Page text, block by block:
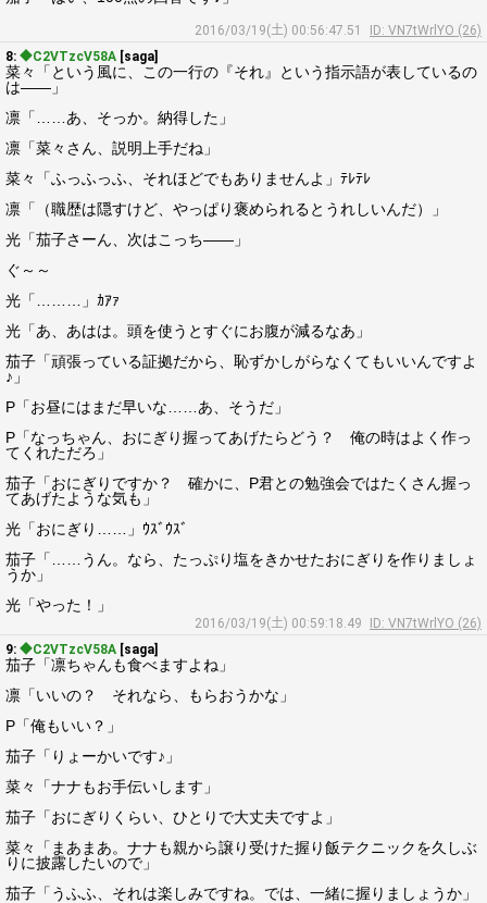
2016/03/19(土) 00:56:47.51
ID: VN7tWrlYO (26)
8: ◆C2VTzcV58A [saga]
菜々「という風に、この一行の『それ』という指示語が表しているの
は――」
凛「……あ、そっか。納得した」
凛「菜々さん、説明上手だね」
菜々「ふっふっふ、それほどでもありませんよ」ﾃﾚﾃﾚ
凛「（職歴は隠すけど、やっぱり褒められるとうれしいんだ）」
光「茄子さーん、次はこっち――」
ぐ～～
光「………」ｶｱｧ
光「あ、あはは。頭を使うとすぐにお腹が減るなあ」
茄子「頑張っている証拠だから、恥ずかしがらなくてもいいんですよ
♪」
P「お昼にはまだ早いな……あ、そうだ」
P「なっちゃん、おにぎり握ってあげたらどう？ 俺の時はよく作っ
てくれただろ」
茄子「おにぎりですか？ 確かに、P君との勉強会ではたくさん握っ
てあげたような気も」
光「おにぎり……」ｳｽﾞｳｽﾞ
茄子「……うん。なら、たっぷり塩をきかせたおにぎりを作りましょ
うか」
光「やった！」
2016/03/19(土) 00:59:18.49
ID: VN7tWrlYO (26)
9: ◆C2VTzcV58A [saga]
茄子「凛ちゃんも食べますよね」
凛「いいの？ それなら、もらおうかな」
P「俺もいい？」
茄子「りょーかいです♪」
菜々「ナナもお手伝いします」
茄子「おにぎりくらい、ひとりで大丈夫ですよ」
菜々「まあまあ。ナナも親から譲り受けた握り飯テクニックを久しぶ
りに披露したいので」
茄子「うふふ、それは楽しみですね。では、一緒に握りましょうか」